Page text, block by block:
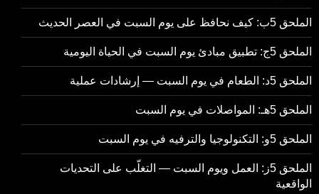
الملحق 5ب: كيف نحافظ على يوم السبت في العصر الحديث
الملحق 5ج: تطبيق مبادئ يوم السبت في الحياة اليومية
الملحق 5د: الطعام في يوم السبت — إرشادات عملية
الملحق 5هـ: المواصلات في يوم السبت
الملحق 5و: التكنولوجيا والترفيه في يوم السبت
الملحق 5ز: العمل ويوم السبت — التغلّب على التحديات
الواقعية